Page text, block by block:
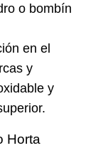
o bombín
en el
y
y
Horta